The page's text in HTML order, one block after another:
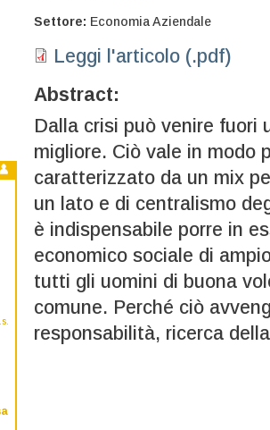
Settore: Economia Aziendale
Leggi l'articolo (.pdf)
Abstract:
Dalla crisi può venire fuori
migliore. Ciò vale in modo
caratterizzato da un mix
un lato e di centralismo
è indispensabile porre in
economico sociale di
tutti gli uomini di buona
comune. Perché ciò
responsabilità, ricerca